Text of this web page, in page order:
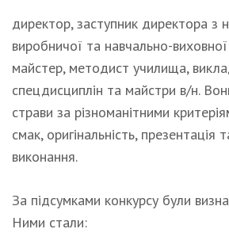
директор, заступник директора з
виробничої та навчально-
майстер, методист училища,
спецдисциплін та майстри в/н.
страви за різноманітними
смак, оригінальність, презентація
виконання.
За підсумками конкурсу були
Ними стали: